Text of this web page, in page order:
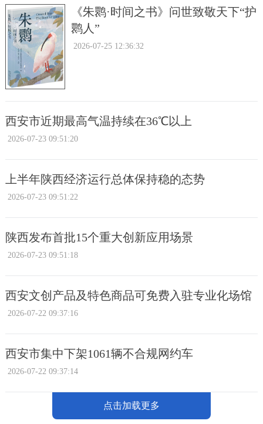
《朱鹮·时间之书》问世致敬天下“护
鹮人”
2026-07-25 12:36:32
西安市近期最高气温持续在36℃以上
2026-07-23 09:51:20
上半年陕西经济运行总体保持稳的态势
2026-07-23 09:51:22
陕西发布首批15个重大创新应用场景
2026-07-23 09:51:18
西安文创产品及特色商品可免费入驻专业化场馆
2026-07-22 09:37:16
西安市集中下架1061辆不合规网约车
2026-07-22 09:37:14
点击加载更多